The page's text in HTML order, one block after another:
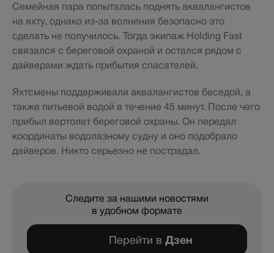
Семейная пара попыталась поднять аквалангистов
на яхту, однако из-за волнения безопасно это
сделать не получилось. Тогда экипаж Holding Fast
связался с береговой охраной и остался рядом с
дайверами ждать прибытия спасателей.
Яхтсмены поддерживали аквалангистов беседой, а
также питьевой водой в течение 45 минут. После чего
прибыл вертолет береговой охраны. Он передал
координаты водолазному судну и оно подобрало
дайверов. Никто серьезно не пострадал.
Следите за нашими новостями
в удобном формате
Перейти в Дзен